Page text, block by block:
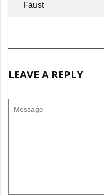
Faust
LEAVE A REPLY